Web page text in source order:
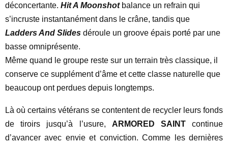
déconcertante. Hit A Moonshotbalance un refrain qui
s’incruste instantanément dans le crâne, tandis que
Ladders And Slides déroule un groove épais porté par une
basse omniprésente.
Même quand le groupe reste sur un terrain très classique, il
conserve ce supplément d’âme et cette classe naturelle que
beaucoup ont perdues depuis longtemps.
Là où certains vétérans se contentent de recycler leurs fonds
de tiroirs jusqu’à l’usure, ARMORED SAINTcontinue
d’avancer avec envie et conviction. Comme les dernières